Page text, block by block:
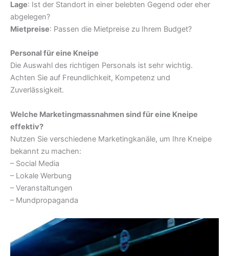
Lage: Ist der Standort in einer belebten Gegend oder eher
abgelegen?
Mietpreise: Passen die Mietpreise zu Ihrem Budget?
Personal für eine Kneipe
Die Auswahl des richtigen Personals ist sehr wichtig.
Achten Sie auf Freundlichkeit, Kompetenz und
Zuverlässigkeit.
Welche Marketingmassnahmen sind für eine Kneipe
effektiv?
Nutzen Sie verschiedene Marketingkanäle, um Ihre Kneipe
bekannt zu machen:
– Social Media
– Lokale Werbung
– Veranstaltungen
– Mundpropaganda